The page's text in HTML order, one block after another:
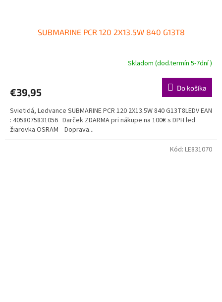
SUBMARINE PCR 120 2X13.5W 840 G13T8
Skladom (dod.termín 5-7dní )
€39,95 Do košíka
Svietidá, Ledvance SUBMARINE PCR 120 2X13.5W 840 G13T8LEDV EAN
: 4058075831056 Darček ZDARMA pri nákupe na 100€ s DPH led
žiarovka OSRAM Doprava...
Kód: LE831070